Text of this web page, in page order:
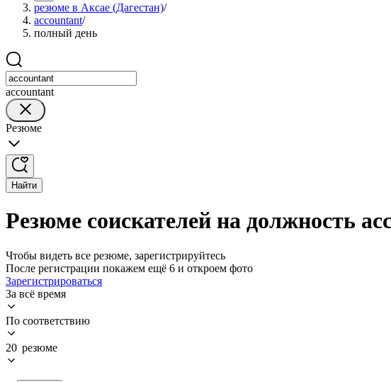
резюме в Аксае (Дагестан)/
accountant/
полный день
accountant
Резюме
Найти
Резюме соискателей на должность
Чтобы видеть все резюме, зарегистрируйтесь
После регистрации покажем ещё 6 и откроем фото
Зарегистрироваться
За всё время
По соответствию
20 резюме